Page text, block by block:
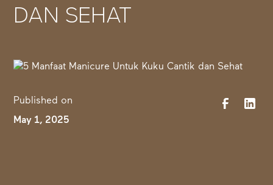
DAN SEHAT
Published on
May 1, 2025